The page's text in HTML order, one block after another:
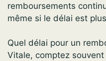
remboursements
même si le délai est
Quel délai pour un
Vitale, comptez souvent